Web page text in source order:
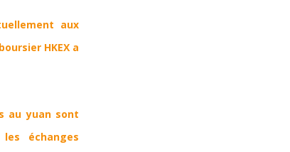
aux
HKEX a
au yuan sont
échanges